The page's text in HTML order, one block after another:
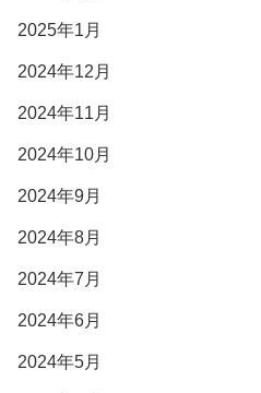
2025年1月
2024年12月
2024年11月
2024年10月
2024年9月
2024年8月
2024年7月
2024年6月
2024年5月